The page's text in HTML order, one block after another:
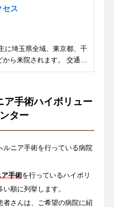
セス
に埼玉県全域、東京都、千
ら来院されます。 交通
ア手術ハイボリュー
ター
ルニア手術を行っている病院
手術を行っているハイボリ
順に列挙します。
者さんは、ご希望の病院に紹